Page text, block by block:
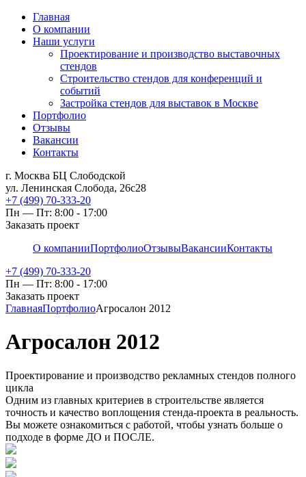
Главная
О компании
Наши услуги
Проектирование и производство выставочных
стендов
Строительство стендов для конференций и
событий
Застройка стендов для выставок в Москве
Портфолио
Отзывы
Вакансии
Контакты
г. Москва БЦ Слободской
ул. Ленинская Слобода, 26с28
+7 (499) 70-333-20
Пн — Пт: 8:00 - 17:00
Заказать проект
О компанииПортфолиоОтзывыВакансииКонтакты
+7 (499) 70-333-20
Пн — Пт: 8:00 - 17:00
Заказать проект
ГлавнаяПортфолиоАгросалон 2012
Агросалон 2012
Проектирование и производство рекламных стендов полного
цикла
Одним из главных критериев в строительстве является
точность и качество воплощения стенда-проекта в реальность.
Вы можете ознакомиться с работой, чтобы узнать больше о
подходе в форме ДО и ПОСЛЕ.